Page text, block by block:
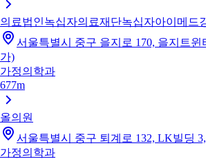
의료법인녹십자의료재단녹십자아이메드
서울특별시 중구 을지로 170, 을지트윈
가)
가정의학과
677m
올의원
서울특별시 중구 퇴계로 132, LK빌딩
가정의학과